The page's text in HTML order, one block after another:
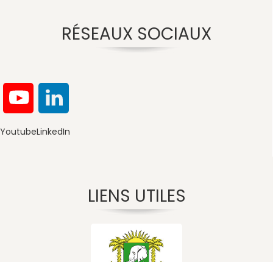
RÉSEAUX SOCIAUX
YoutubeLinkedIn
LIENS UTILES